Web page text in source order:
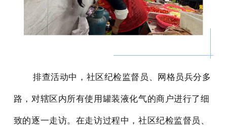
排查活动中，社区纪检监督员、网格员兵分多
路，对辖区内所有使用罐装液化气的商户进行了细
致的逐一走访。在走访过程中，社区纪检监督员、